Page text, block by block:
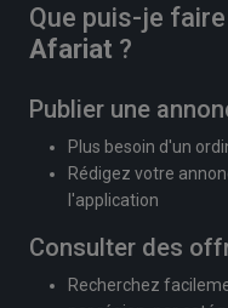
Que puis-je
Afariat ?
Publier une
Plus besoin d'un
Rédigez votre
l'application
Consulter des
Recherchez